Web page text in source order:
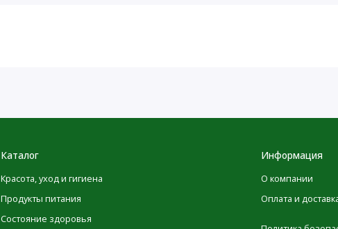
Каталог
Красота, уход и гигиена
Продукты питания
Состояние здоровья
Информация
О компании
Оплата и